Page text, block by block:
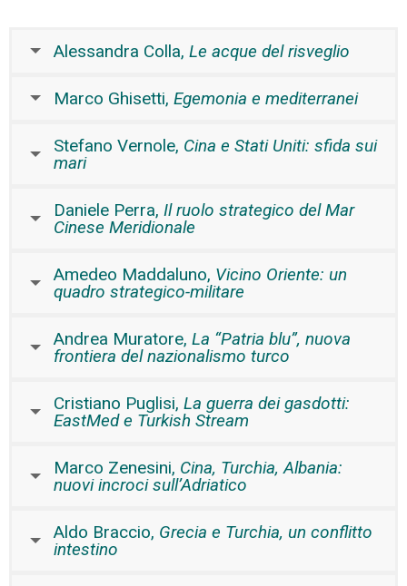
Alessandra Colla, Le acque del risveglio
Marco Ghisetti, Egemonia e mediterranei
Stefano Vernole, Cina e Stati Uniti: sfida sui
mari
Daniele Perra, Il ruolo strategico del Mar
Cinese Meridionale
Amedeo Maddaluno, Vicino Oriente: un
quadro strategico-militare
Andrea Muratore, La “Patria blu”, nuova
frontiera del nazionalismo turco
Cristiano Puglisi, La guerra dei gasdotti:
EastMed e Turkish Stream
Marco Zenesini, Cina, Turchia, Albania:
nuovi incroci sull’Adriatico
Aldo Braccio, Grecia e Turchia, un conflitto
intestino